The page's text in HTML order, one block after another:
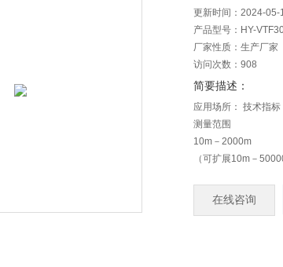
更新时间：2024-05-
产品型号： HY-
厂家性质： 生产厂家
访问次数： 908
简要描述：
应用场所： 技术指标
测量范围
10m－2000m
（可扩展10m－
在线咨询